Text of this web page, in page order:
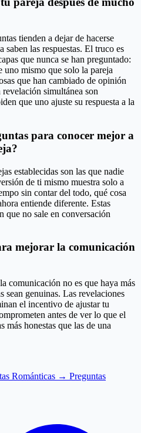
tienden a dejar de hacerse
saben las respuestas. El truco es
que nunca se han preguntado:
uno mismo que solo la pareja
que han cambiado de opinión
simultánea son
que uno ajuste su respuesta a la
para conocer mejor a
establecidas son las que nadie
de ti mismo muestra solo a
sin contar del todo, qué cosa
entiende diferente. Estas
que no sale en conversación
mejorar la comunicación
comunicación no es que haya más
sean genuinas. Las revelaciones
el incentivo de ajustar tu
antes de ver lo que el
más honestas que las de una
Románticas → Preguntas